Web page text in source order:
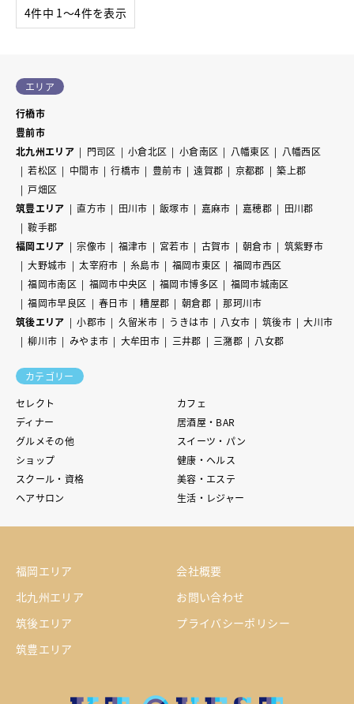
4件中 1〜4件を表示
エリア
行橋市
豊前市
北九州エリア
門司区 小倉北区 小倉南区 八幡東区
八幡西区
若松区
中間市 行橋市 豊前市 遠賀郡 京都郡
築上郡
戸畑区
筑豊エリア
直方市 田川市 飯塚市 嘉麻市 嘉穂郡
田川郡
鞍手郡
福岡エリア
宗像市 福津市 宮若市 古賀市 朝倉市
筑紫野市
大野城市
太宰府市 糸島市 福岡市東区
福岡市西区
福岡市南区
福岡市中央区 福岡市博多区
福岡市城南区
福岡市早良区
春日市 糟屋郡 朝倉郡
那珂川市
筑後エリア
小郡市 久留米市 うきは市 八女市 筑後市
大川市
柳川市
みやま市 大牟田市 三井郡 三潴郡 八女郡
カテゴリー
セレクト
カフェ
ディナー
居酒屋・BAR
グルメその他
スイーツ・パン
ショップ
健康・ヘルス
スクール・資格
美容・エステ
ヘアサロン
生活・レジャー
福岡エリア
北九州エリア
筑後エリア
筑豊エリア
会社概要
お問い合わせ
プライバシーポリシー